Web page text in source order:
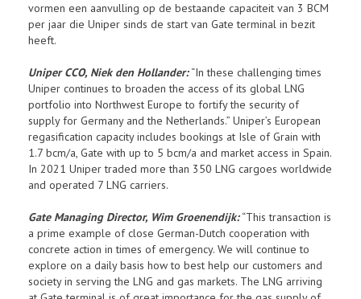
vormen een aanvulling op de bestaande capaciteit van 3 BCM
per jaar die Uniper sinds de start van Gate terminal in bezit
heeft.
Uniper CCO, Niek den Hollander:“In these challenging times
Uniper continues to broaden the access of its global LNG
portfolio into Northwest Europe to fortify the security of
supply for Germany and the Netherlands.” Uniper’s European
regasification capacity includes bookings at Isle of Grain with
1.7 bcm/a, Gate with up to 5 bcm/a and market access in Spain.
In 2021 Uniper traded more than 350 LNG cargoes worldwide
and operated 7 LNG carriers.
Gate Managing Director, Wim Groenendijk:“This transaction is
a prime example of close German-Dutch cooperation with
concrete action in times of emergency. We will continue to
explore on a daily basis how to best help our customers and
society in serving the LNG and gas markets. The LNG arriving